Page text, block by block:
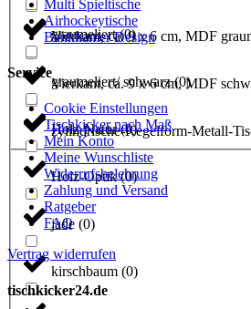
Vierkant, ca. 9 x 6 cm, MDF
Vierkant, ca. 9 x 6 cm, MDF
zylindrische-Kegelform-Metall-
graumeliert(0)
graumeliert/ schwarz(0)
Holz-Natur(0)
Holz-Optik(0)
jade (0)
kirschbaum (0)
Multi Spieltische
Airhockeytische
Bankhamer Design
Service
Cookie Einstellungen
Tischkicker nach Maß
Mein Konto
Meine Wunschliste
Widerrufsbelehrung
Zahlung und Versand
Ratgeber
FAQ
Vertrag widerrufen
tischkicker24.de